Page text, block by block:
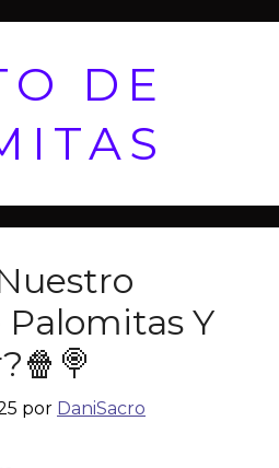
DE
Palomitas Y
por DaniSacro